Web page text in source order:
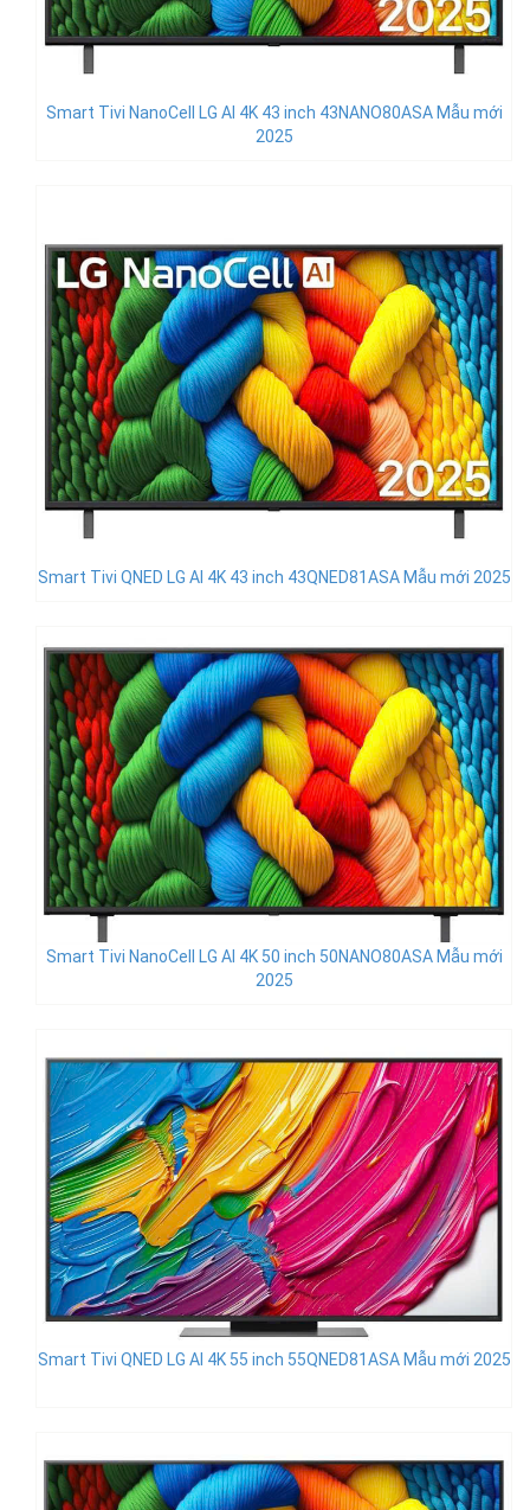
Smart Tivi NanoCell LG AI 4K 43 inch 43NANO80ASA Mẫu mới
2025
Smart Tivi QNED LG AI 4K 43 inch 43QNED81ASA Mẫu mới 2025
Smart Tivi NanoCell LG AI 4K 50 inch 50NANO80ASA Mẫu mới
2025
Smart Tivi QNED LG AI 4K 55 inch 55QNED81ASA Mẫu mới 2025